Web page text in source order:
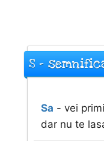
S -
Sa - vei
dar nu te